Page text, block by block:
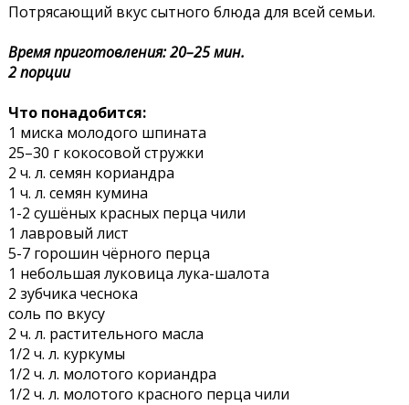
Потрясающий вкус сытного блюда для всей семьи.
Время приготовления: 20–25 мин.
2 порции
Что понадобится:
1 миска молодого шпината
25–30 г кокосовой стружки
2 ч. л. семян кориандра
1 ч. л. семян кумина
1-2 сушёных красных перца чили
1 лавровый лист
5-7 горошин чёрного перца
1 небольшая луковица лука-шалота
2 зубчика чеснока
соль по вкусу
2 ч. л. растительного масла
1/2 ч. л. куркумы
1/2 ч. л. молотого кориандра
1/2 ч. л. молотого красного перца чили